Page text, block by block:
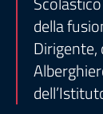
della
Dirigente,